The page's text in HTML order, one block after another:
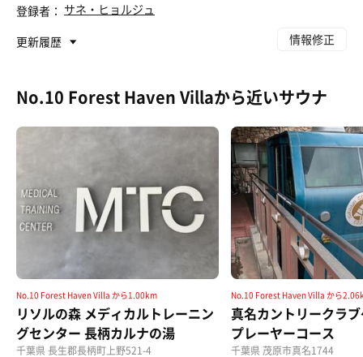
登録者： サネ・ヒョルジュ
更新履歴
情報修正
No.10 Forest Haven Villaから近いサウナ
No.10 Forest Haven Villa から1.00km
リソルの森 メディカルトレーニン
グセンター 長柄カルナの湯
千葉県 長生郡長柄町上野521-4
No.10 Forest Haven Villa から
真名カントリークラ
プレーヤーコース
千葉県 茂原市真名1744